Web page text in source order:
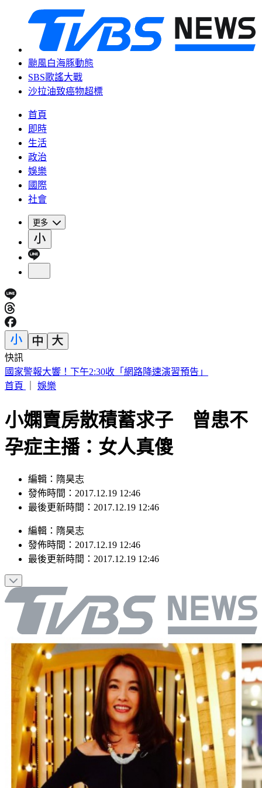
颱風白海豚動態
SBS歌謠大戰
沙拉油致癌物超標
首頁
即時
生活
政治
娛樂
國際
社會
更多
快訊
國家警報大響！下午2:30收「網路降速演習預告」
首頁
娛樂
小嫻賣房散積蓄求子 曾患不
孕症主播：女人真傻
編輯：隋昊志
發佈時間：2017.12.19 12:46
最後更新時間：2017.12.19 12:46
編輯 ： 隋昊志
發佈時間： 2017.12.19 12:46
最後更新時間： 2017.12.19 12:46